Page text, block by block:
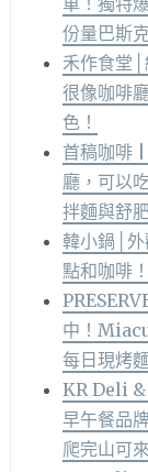
份量巴斯
禾作食堂
很像咖啡
色！
首稿咖啡
廳，可以
拌麵與舒
韓小鍋│
點和咖啡
中！
每日現烤
KR Deli
早午餐品
爬完山可